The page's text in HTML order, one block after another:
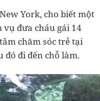
York, cho biết một
đưa cháu gái 14
chăm sóc trẻ tại
đó đi đến chỗ làm.